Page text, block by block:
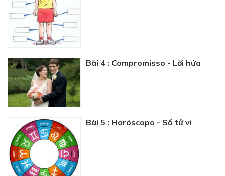
Bài 4 : Compromisso - Lời hứa
Bài 5 : Horóscopo - Số tử vi